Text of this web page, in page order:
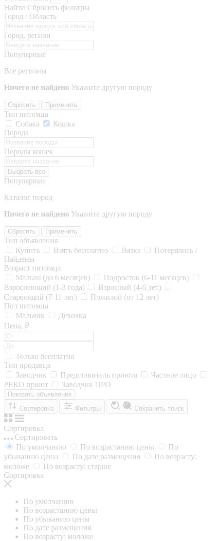
Найти Сбросить фильтры
Город / Область
Город, регион
Популярные
Все регионы
Ничего не найдено Укажите другую породу
Сбросить Применить
Тип питомца
Собака
Кошка
Порода
Породы кошек
Выбрать все
Популярные
Каталог пород
Ничего не найдено Укажите другую породу
Сбросить Применить
Тип объявления
Купить
Взять бесплатно Вязка
Потерялись /
Найдены
Возраст питомца
Малыш (до 6 месяцев)
Подросток (6-11 месяцев)
Взрослеющий (1-3 года)
Взрослый (4-6 лет)
Стареющий (7-11 лет)
Пожилой (от 12 лет)
Пол питомца
Мальчик
Девочка
Цена, ₽
Только бесплатно
Тип продавца
Заводчик
Представитель приюта
Частное лицо
РЕКО приют
Заводчик ПРО
Показать объявления
Сортировка
Фильтры Сохранить поиск
Сортировка
Сортировать
По умолчанию
По возрастанию цены
По
убыванию цены
По дате размещения
По возрасту:
моложе
По возрасту: старше
Сортировка
По умолчанию
По возрастанию цены
По убыванию цены
По дате размещения
По возрасту: моложе